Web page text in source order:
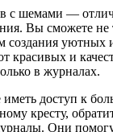
с шемами —
Вы сможете не
создания уютных
красивых и
в журналах.
иметь доступ к
кресту,
Они